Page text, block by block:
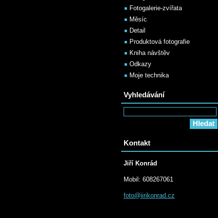
Fotogalerie-zvířata
Měsíc
Detail
Produktová fotografie
Kniha návštěv
Odkazy
Moje technika
Vyhledávání
Kontakt
Jiří Konrád
Mobil: 608267061
foto@jirikonrad.cz